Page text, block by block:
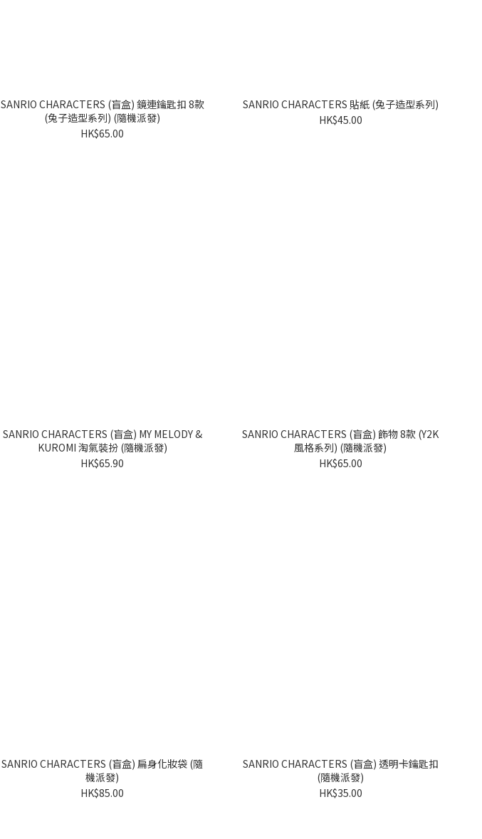
SANRIO CHARACTERS (盲盒) 鏡連鑰匙扣 8款
(兔子造型系列) (隨機派發)
HK$65.00
SANRIO CHARACTERS 貼紙 (兔子造型系列)
HK$45.00
SANRIO CHARACTERS (盲盒) MY MELODY &
KUROMI 淘氣裝扮 (隨機派發)
HK$65.90
SANRIO CHARACTERS (盲盒) 飾物 8款 (Y2K
風格系列) (隨機派發)
HK$65.00
SANRIO CHARACTERS (盲盒) 扁身化妝袋 (隨
機派發)
HK$85.00
SANRIO CHARACTERS (盲盒) 透明卡鑰匙扣
(隨機派發)
HK$35.00